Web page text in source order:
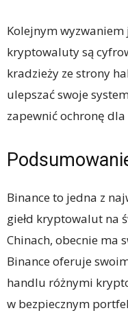
Kolejnym wyzwaniem
kryptowaluty są
kradzieży ze strony
ulepszać swoje
zapewnić ochronę
Binance to jedna z
giełd kryptowalut na
Chinach, obecnie ma
Binance oferuje
handlu różnymi
w bezpiecznym